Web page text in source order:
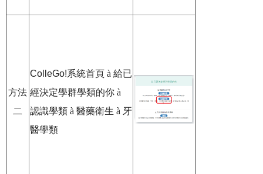
方法
二
ColleGo!系統首頁 à 給已
經決定學群學類的你 à
認識學類 à 醫藥衛生 à 牙
醫學類